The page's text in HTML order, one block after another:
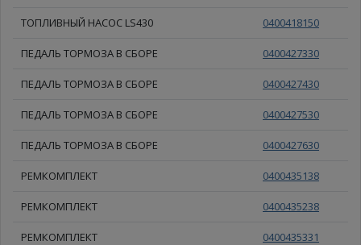
ТОПЛИВНЫЙ НАСОС LS430 0400418150
ПЕДАЛЬ ТОРМОЗА В СБОРЕ 0400427330
ПЕДАЛЬ ТОРМОЗА В СБОРЕ 0400427430
ПЕДАЛЬ ТОРМОЗА В СБОРЕ 0400427530
ПЕДАЛЬ ТОРМОЗА В СБОРЕ 0400427630
РЕМКОМПЛЕКТ 0400435138
РЕМКОМПЛЕКТ 0400435238
РЕМКОМПЛЕКТ 0400435331